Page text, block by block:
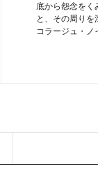
底から怨念をく
と、その周りを
コラージュ・ノ